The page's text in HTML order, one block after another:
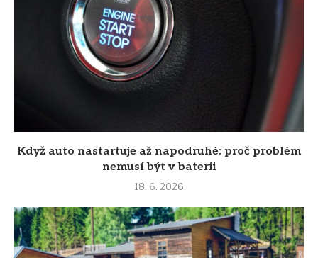
Když auto nastartuje až napodruhé: proč problém
nemusí být v baterii
18. 6. 2026